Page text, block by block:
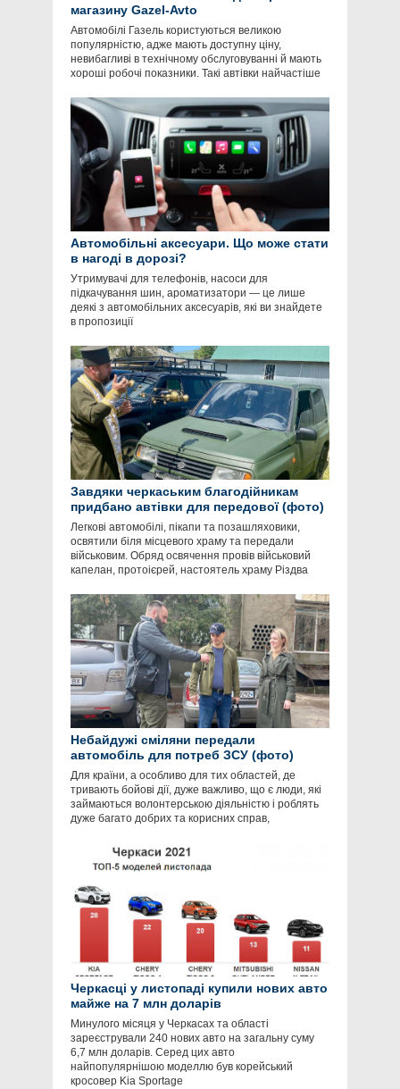
магазину Gazel-Avto
Автомобілі Газель користуються великою
популярністю, адже мають доступну ціну,
невибагливі в технічному обслуговуванні й мають
хороші робочі показники. Такі автівки найчастіше
Автомобільні аксесуари. Що може стати
в нагоді в дорозі?
Утримувачі для телефонів, насоси для
підкачування шин, ароматизатори — це лише
деякі з автомобільних аксесуарів, які ви знайдете
в пропозиції
Завдяки черкаським благодійникам
придбано автівки для передової (фото)
Легкові автомобілі, пікапи та позашляховики,
освятили біля місцевого храму та передали
військовим. Обряд освячення провів військовий
капелан, протоієрей, настоятель храму Різдва
Небайдужі сміляни передали
автомобіль для потреб ЗСУ (фото)
Для країни, а особливо для тих областей, де
тривають бойові дії, дуже важливо, що є люди, які
займаються волонтерською діяльністю і роблять
дуже багато добрих та корисних справ,
Черкасці у листопаді купили нових авто
майже на 7 млн доларів
Минулого місяця у Черкасах та області
зареєстрували 240 нових авто на загальну суму
6,7 млн доларів. Серед цих авто
найпопулярнішою моделлю був корейський
кросовер Kia Sportage